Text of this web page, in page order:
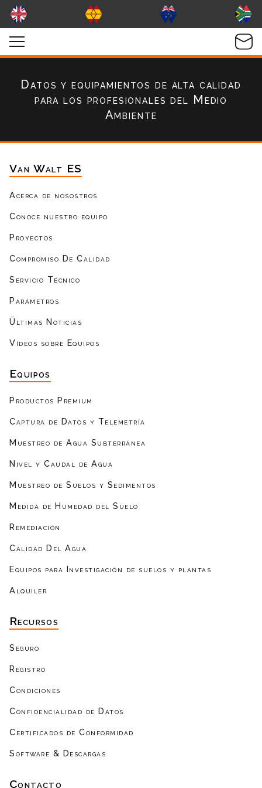
Datos y equipamientos de alta calidad
para los profesionales del Medio
Ambiente
Van Walt ES
Acerca de nosostros
Conoce nuestro equipo
Proyectos
Compromiso De Calidad
Servicio Técnico
Parámetros
Ültimas Noticias
Vídeos sobre Equipos
Equipos
Productos Premium
Captura de Datos y Telemetría
Muestreo de Agua Subterránea
Nivel y Caudal de Agua
Muestreo de Suelos y Sedimentos
Medida de Humedad del Suelo
Remediación
Calidad Del Agua
Equipos para Investigación de suelos y plantas
Alquiler
Recursos
Seguro
Registro
Condiciones
Confidencialidad de Datos
Certificados de Conformidad
Software & Descargas
Contacto